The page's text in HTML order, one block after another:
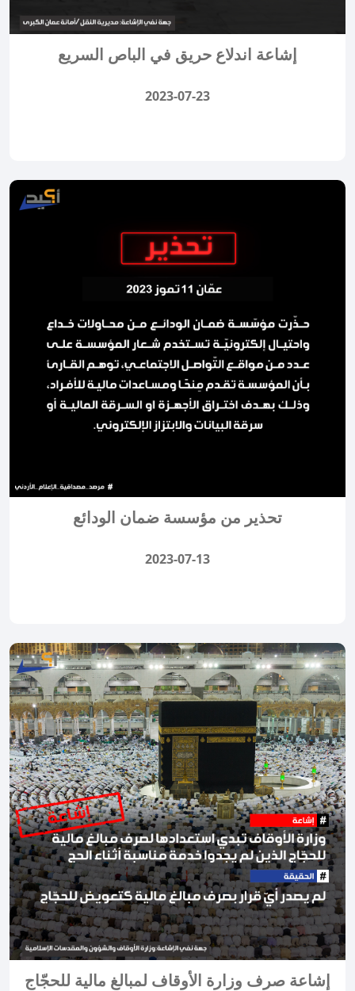
إشاعة اندلاع حريق في الباص السريع
2023-07-23
تحذير من مؤسسة ضمان الودائع
2023-07-13
إشاعة صرف وزارة الأوقاف لمبالغ مالية للحجّاج